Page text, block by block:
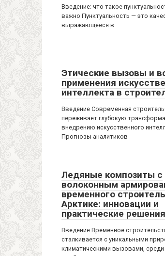
Введение: что такое
важно Пунктуальность — это
выражающееся в
Этические вызовы и
применения
интеллекта в
Введение Современная
переживает глубокую
внедрению искусственного
Прогнозы аналитиков
Ледяные композиты с
волоконным
временного
Арктике: инновации и
практические решения
Введение Временное
сталкивается с уникальными
климатическими вызовами,